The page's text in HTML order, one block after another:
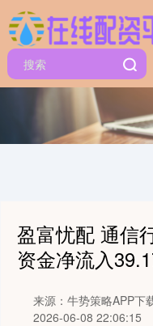
盈富忧配 通信
资金净流入
来源：牛势策略APP下
2026-06-08 22:06:15